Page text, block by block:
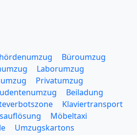
Büroumzug
Laborumzug
Privatumzug
Beiladung
Klaviertransport
Möbeltaxi
Umzugskartons